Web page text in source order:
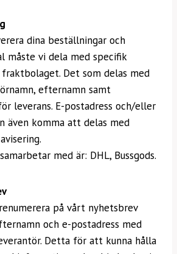
dina beställningar och
måste vi dela med specifik
Det som delas med
efternamn samt
leverans. E-postadress och/eller
även komma att delas med
med är: DHL, Bussgods.
på vårt nyhetsbrev
och e-postadress med
Detta för att kunna hålla